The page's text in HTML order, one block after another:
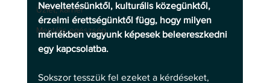
Üzlet, karrier
Mentális egészség
Neveltetésünktől, kulturális közegünktől,
érzelmi érettségünktől függ, hogy milyen
mértékben vagyunk képesek beleereszkedni
egy kapcsolatba.
Sokszor tesszük fel ezeket a kérdéseket,